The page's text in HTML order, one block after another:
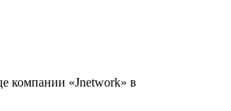
компании «Jnetwork» в